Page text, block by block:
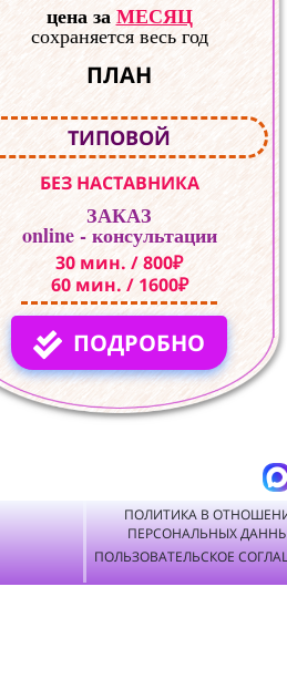
цена заМЕСЯЦ
сохраняется весь год
ПЛАН
ТИПОВОЙ
БЕЗ НАСТАВНИКА
ЗАКАЗ
online - консультации
30 мин. / 800₽
60 мин. / 1600₽
ПОДРОБНО
ПОЛИТИКА В
ПЕРСОНАЛЬНЫХ
ПОЛЬЗОВАТЕЛЬСКОЕ